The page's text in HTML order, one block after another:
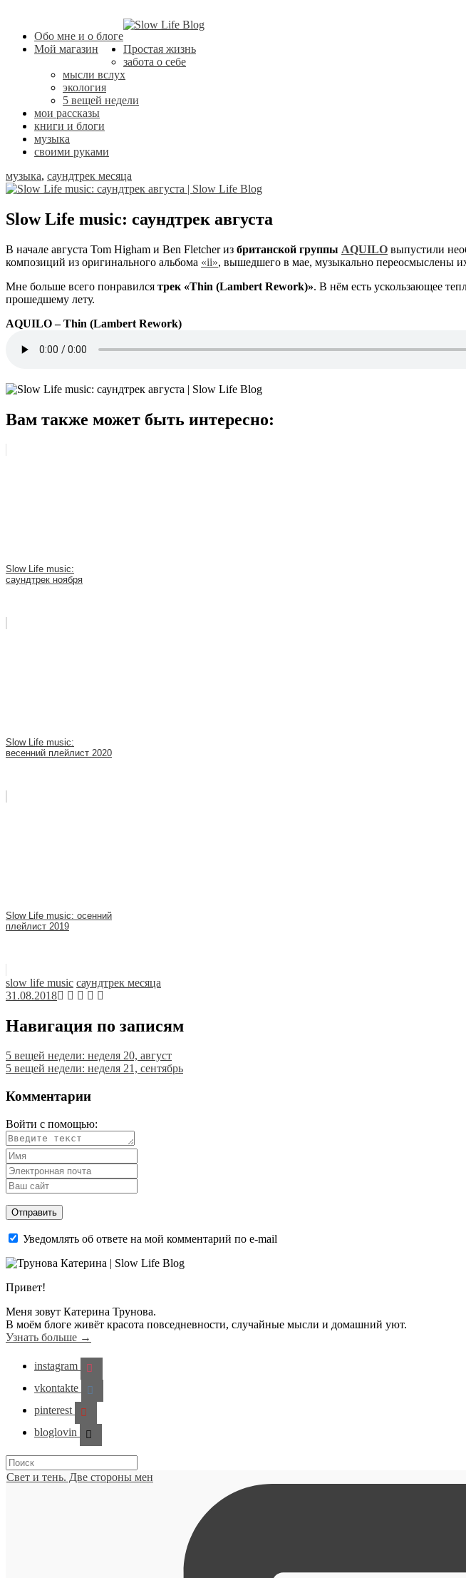
Обо мне и о блоге
Мой магазин
Простая жизнь
забота о себе
мысли вслух
экология
5 вещей недели
мои рассказы
книги и блоги
музыка
своими руками
музыка, саундтрек месяца
Slow Life music: саундтрек августа
В начале августа Tom Higham и Ben Fletcher из британской группы AQUILO выпустили
композиций из оригинального альбома «ii», вышедшего в мае, музыкально переосмыслены
Мне больше всего понравился трек «Thin (Lambert Rework)». В нём есть ускользающее
прошедшему лету.
AQUILO – Thin (Lambert Rework)
Вам также может быть интересно:
Slow Life music:
саундтрек ноября
Slow Life music:
весенний плейлист 2020
Slow Life music: oсенний
плейлист 2019
slow life music саундтрек месяца
31.08.2018
Навигация по записям
5 вещей недели: неделя 20, август
5 вещей недели: неделя 21, сентябрь
Комментарии
Войти с помощью:
Уведомлять об ответе на мой комментарий по e-mail
Привет!
Меня зовут Катерина Трунова.
В моём блоге живёт красота повседневности, случайные мысли и домашний уют.
Узнать больше →
instagram
vkontakte
pinterest
bloglovin
Свет и тень. Две стороны мен